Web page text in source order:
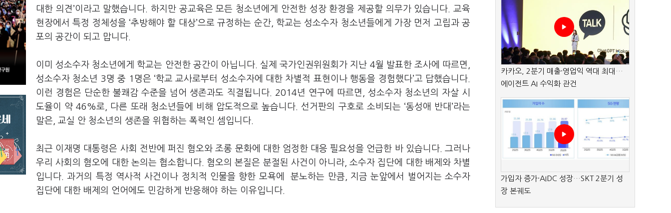
대한 의견’이라고 말했습니다. 하지만 공교육은 모든 청소년에게 안전한 성장 환경을 제공할 의무가 있습니다. 교육
현장에서 특정 정체성을 ‘추방해야 할 대상’으로 규정하는 순간, 학교는 성소수자 청소년들에게 가장 먼저 고립과 공
포의 공간이 되고 맙니다.
이미 성소수자 청소년에게 학교는 안전한 공간이 아닙니다. 실제 국가인권위원회가 지난 4월 발표한 조사에 따르면,
성소수자 청소년 3명 중 1명은 ‘학교 교사로부터 성소수자에 대한 차별적 표현이나 행동을 경험했다’고 답했습니다.
이런 경험은 단순한 불쾌감 수준을 넘어 생존과도 직결됩니다. 2014년 연구에 따르면, 성소수자 청소년의 자살 시
도율이 약 46%로, 다른 또래 청소년들에 비해 압도적으로 높습니다. 선거판의 구호로 소비되는 ‘동성애 반대’라는
말은, 교실 안 청소년의 생존을 위협하는 폭력인 셈입니다.
최근 이재명 대통령은 사회 전반에 퍼진 혐오와 조롱 문화에 대한 엄정한 대응 필요성을 언급한 바 있습니다. 그러나
우리 사회의 혐오에 대한 논의는 협소합니다. 혐오의 본질은 분절된 사건이 아니라, 소수자 집단에 대한 배제와 차별
입니다. 과거의 특정 역사적 사건이나 정치적 인물을 향한 모욕에 분노하는 만큼, 지금 눈앞에서 벌어지는 소수자
집단에 대한 배제의 언어에도 민감하게 반응해야 하는 이유입니다.
카카오, 2분기 매출·영업익 역대 최대…
에이전트 AI 수익화 관건
가입자 증가·AIDC 성장…SKT 2분기 성
장 본궤도